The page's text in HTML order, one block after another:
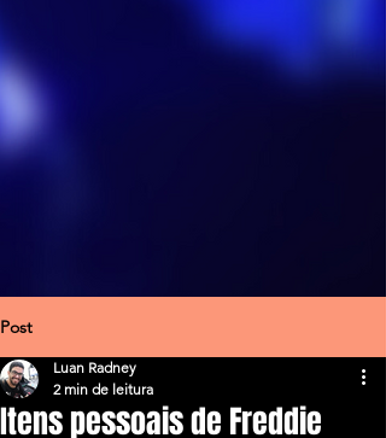
Post
Itens pessoais de Freddie
Luan Radney
2 min de leitura